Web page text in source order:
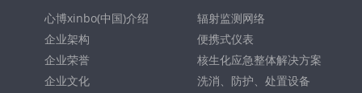
心博xinbo(中国)介绍
企业架构
企业荣誉
企业文化
辐射监测网络
便携式仪表
核生化应急整体解决方案
洗消、防护、处置设备